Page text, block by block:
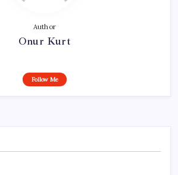
Author
Onur Kurt
Follow Me